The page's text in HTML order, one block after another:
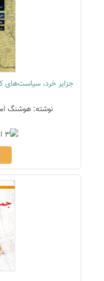
جزایر خرد، سیاست‌های
نوشته: هوشنگ